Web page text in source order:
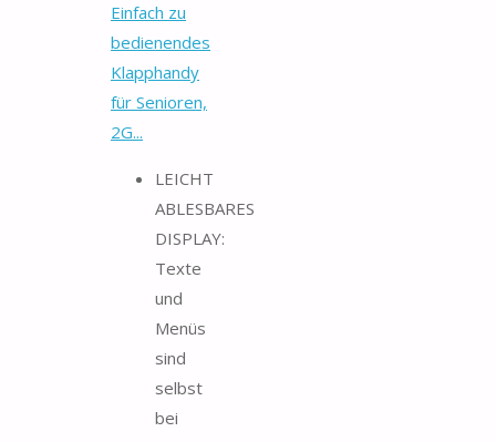
Einfach zu
bedienendes
Klapphandy
für Senioren,
2G...
LEICHT
ABLESBARES
DISPLAY:
Texte
und
Menüs
sind
selbst
bei